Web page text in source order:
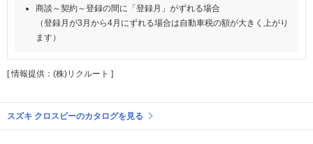
商談～契約～登録の間に「登録月」がずれる場合
（登録月が3月から4月にずれる場合は自動車税の額が大きく上がり
ます）
[ 情報提供：(株)リクルート ]
スズキ クロスビーのカタログを見る